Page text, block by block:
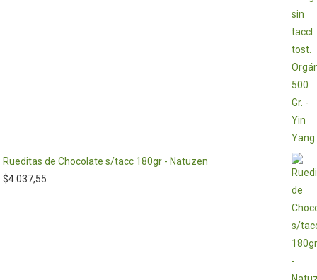
Rueditas de Chocolate s/tacc 180gr - Natuzen
$4.037,55